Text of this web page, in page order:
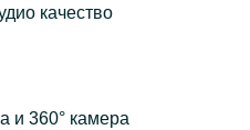
качество
и 360° камера